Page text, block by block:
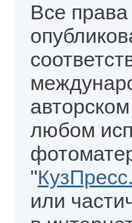
Все
любом
"
или